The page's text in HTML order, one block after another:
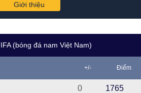
Giới thiệu
(bóng đá nam Việt Nam)
+/- Điểm
0 1765